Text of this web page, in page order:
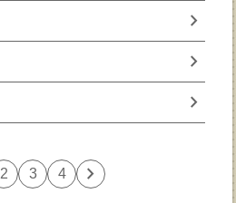
chevron_right
chevron_right
chevron_right
2 3 4 chevron_right